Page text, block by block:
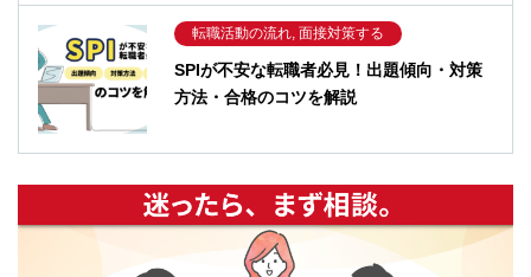
転職活動の流れ, 面接対策する
SPIが不安な転職者必見！出題傾向・対策
方法・合格のコツを解説